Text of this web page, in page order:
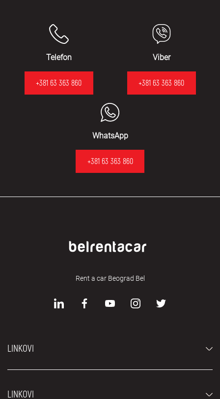
Telefon
+381 63 363 860
Viber
+381 63 363 860
WhatsApp
+381 63 363 860
Rent a car Beograd Bel
LINKOVI
LINKOVI